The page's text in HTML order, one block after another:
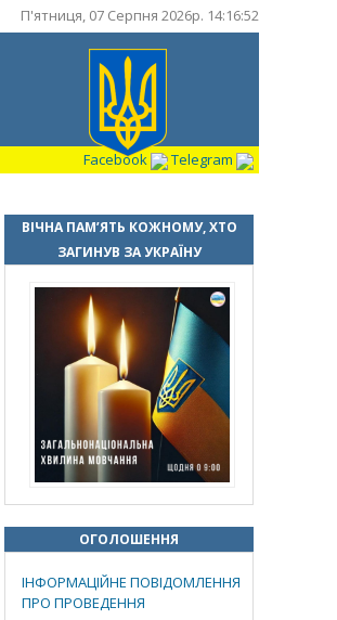
П'ятниця, 07 Серпня 2026р. 14:16:53
Facebook
Telegram
ВІЧНА ПАМ’ЯТЬ КОЖНОМУ, ХТО
ЗАГИНУВ ЗА УКРАЇНУ
ОГОЛОШЕННЯ
ІНФОРМАЦІЙНЕ ПОВІДОМЛЕННЯ
ПРО ПРОВЕДЕННЯ